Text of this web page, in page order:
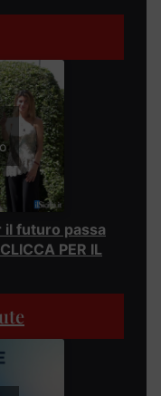
il futuro passa
PER IL